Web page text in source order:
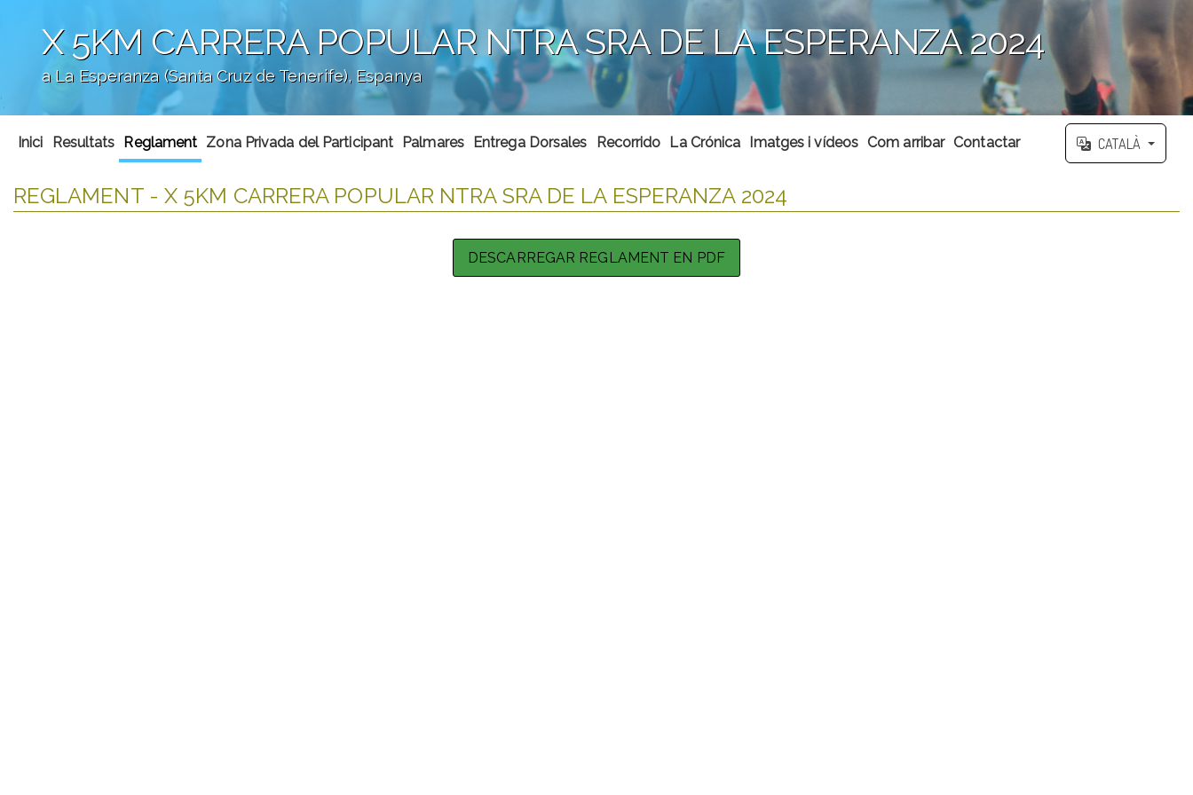
X 5KM CARRERA POPULAR NTRA SRA DE LA ESPERANZA 2024
a La Esperanza (Santa Cruz de Tenerife), Espanya
';
Inici Resultats Reglament Zona Privada del Participant Palmares Entrega Dorsales Recorrido La Crónica Imatges i vídeos Com arribar Contactar CATALÀ
REGLAMENT - X 5KM CARRERA POPULAR NTRA SRA DE LA ESPERANZA 2024
DESCARREGAR REGLAMENT EN PDF